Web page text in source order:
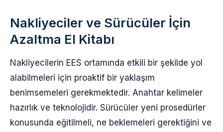
Nakliyeciler ve Sürücüler İçin
Azaltma El Kitabı
Nakliyecilerin EES ortamında etkili bir şekilde yol
alabilmeleri için proaktif bir yaklaşım
benimsemeleri gerekmektedir. Anahtar kelimeler
hazırlık ve teknolojidir. Sürücüler yeni prosedürler
konusunda eğitilmeli, ne beklemeleri gerektiğini ve